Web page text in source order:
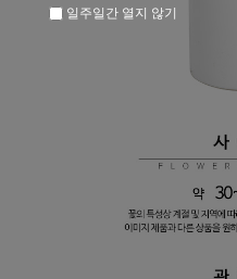
일주일간 열지 않기